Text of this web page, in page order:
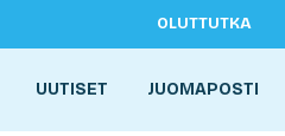
OLUTTUTKA
UUTISET JUOMAPOSTI